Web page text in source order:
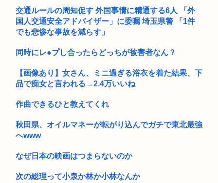
めに入っ...
公務員の給与爆裂上げ 大卒総合職の初任給31万6000円 ww...
料を...
女子高生被害のクマスプレー誤射事件。引率教員が腰に下げて
いたスプ...
そういや最近お前ら自虐風自慢しなくなったよな？
日本人の9割は高市早苗の顔や変な喋りを見ても平気だから支
持率9割...
れ…」ガ...
交通ルールの周知促す 外国事情に精通する6人 「外
国人交通安全アドバイザー」に委嘱 埼玉県警 「1件
でも悲惨な事故を減らす」
同時にレ●プし合ったらどっちが被害者なん？
【画像あり】女さん、ミニ過ぎる浴衣を着た結果、下
品で痴女と言われる→2.4万いいね
作曲できるひと教えてくれ
秋田県、オイルマネーが転がり込んでガチで東北最強
へwww
なぜ日本の映画はつまらないのか
次の総理って小泉か林か小林なんか